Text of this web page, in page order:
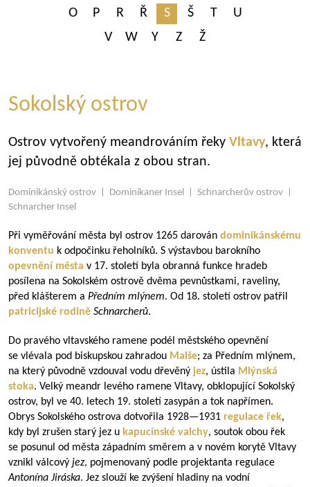
O
P R Ř S Š T
U
V
W Y Z Ž
Sokolský ostrov
Ostrov vytvořený meandrováním řeky Vltavy, která
jej původně obtékala z obou stran.
Dominikánský ostrov | Dominikaner Insel | Schnarcherův ostrov |
Schnarcher Insel
Při vyměřování města byl ostrov 1265 darován dominikánskému
konventu k odpočinku řeholníků. S výstavbou barokního
opevnění města v 17. století byla obranná funkce hradeb
posílena na Sokolském ostrově dvěma pevnůstkami, raveliny,
před klášterem a Předním mlýnem. Od 18. století ostrov patřil
patricijské rodině Schnarcherů.
Do pravého vltavského ramene podél městského opevnění
se vlévala pod biskupskou zahradou Malše; za Předním mlýnem,
na který původně vzdouval vodu dřevěný jez, ústila Mlýnská
stoka. Velký meandr levého ramene Vltavy, obklopující Sokolský
ostrov, byl ve 40. letech 19. století zasypán a tok napřímen.
Obrys Sokolského ostrova dotvořila 1928—1931 regulace řek,
kdy byl zrušen starý jez u kapucínské valchy, soutok obou řek
se posunul od města západním směrem a v novém korytě Vltavy
vznikl válcový jez, pojmenovaný podle projektanta regulace
Antonína Jiráska. Jez slouží ke zvýšení hladiny na vodní